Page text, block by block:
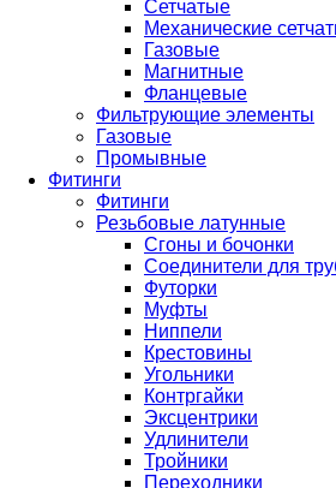
Сетчатые
Механические
Газовые
Магнитные
Фланцевые
Фильтрующие элементы
Газовые
Промывные
Фитинги
Фитинги
Резьбовые латунные
Сгоны и бочонки
Соединители для
Футорки
Муфты
Ниппели
Крестовины
Угольники
Контргайки
Эксцентрики
Удлинители
Тройники
Переходники